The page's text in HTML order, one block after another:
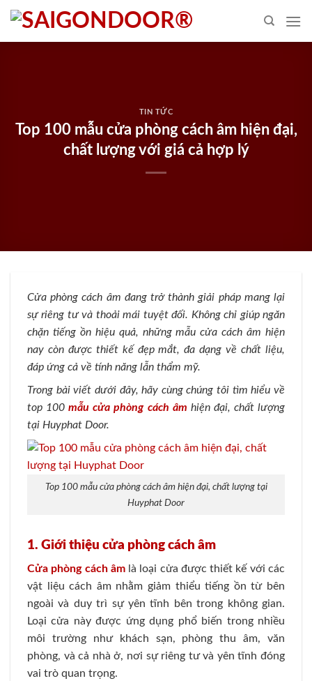
Skip
content
TIN TỨC
Top 100 mẫu cửa phòng cách âm hiện đại,
chất lượng với giá cả hợp lý
Cửa phòng cách âm đang trở thành giải pháp mang lại
sự riêng tư và thoải mái tuyệt đối. Không chỉ giúp ngăn
chặn tiếng ồn hiệu quả, những mẫu cửa cách âm hiện
nay còn được thiết kế đẹp mắt, đa dạng về chất liệu,
đáp ứng cả về tính năng lẫn thẩm mỹ.
Trong bài viết dưới đây, hãy cùng chúng tôi tìm hiểu về
top 100mẫu cửa phòng cách âm hiện đại, chất lượng
tại Huyphat Door.
Top 100 mẫu cửa phòng cách âm hiện đại, chất lượng tại
Huyphat Door
1. Giới thiệu cửa phòng cách âm
Cửa phòng cách âmlà loại cửa được thiết kế với các
vật liệu cách âm nhằm giảm thiểu tiếng ồn từ bên
ngoài và duy trì sự yên tĩnh bên trong không gian.
Loại cửa này được ứng dụng phổ biến trong nhiều
môi trường như khách sạn, phòng thu âm, văn
phòng, và cả nhà ở, nơi sự riêng tư và yên tĩnh đóng
vai trò quan trọng.